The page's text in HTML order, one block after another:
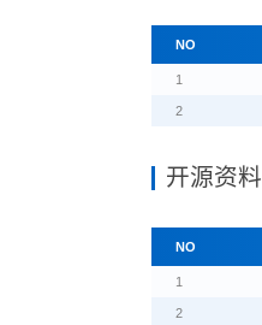
NO
1
2
开源资料
NO
1
2